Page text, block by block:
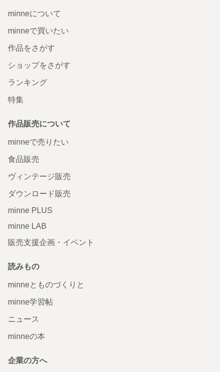
minneについて
minneで買いたい
作品をさがす
ショップをさがす
ランキング
特集
作品販売について
minneで売りたい
食品販売
ヴィンテージ販売
ダウンロード販売
minne PLUS
minne LAB
販売支援企画・イベント
読みもの
minneとものづくりと
minne学習帖
ニュース
minneの本
企業の方へ